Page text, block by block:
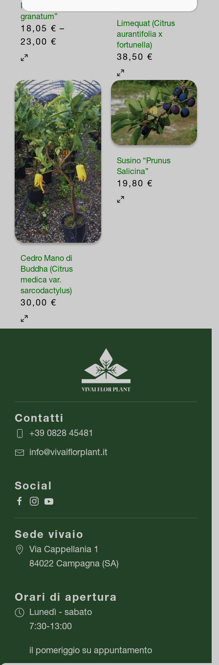
Melograno – “Punica
granatum”
18,05 € –
23,00 €
DA
18,05 €
A
23,00 €
Questo
ha
più
varianti.
Le
opzioni
possono
essere
scelte
nella
pagina
del
prodotto
Limequat (Citrus
aurantifolia x
fortunella)
38,50 €
Cedro Mano di
Buddha (Citrus
medica var.
sarcodactylus)
30,00 €
Susino “Prunus
Salicina”
19,80 €
Questo
pagina
del
prodotto
Contatti
+39 0828 45481
info@vivaiflorplant.it
Social
Sede vivaio
Via Cappellania 1
84022 Campagna (SA)
Orari di apertura
Lunedì - sabato
7:30-13:00
il pomeriggio su appuntamento